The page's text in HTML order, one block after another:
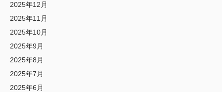
2025年12月
2025年11月
2025年10月
2025年9月
2025年8月
2025年7月
2025年6月